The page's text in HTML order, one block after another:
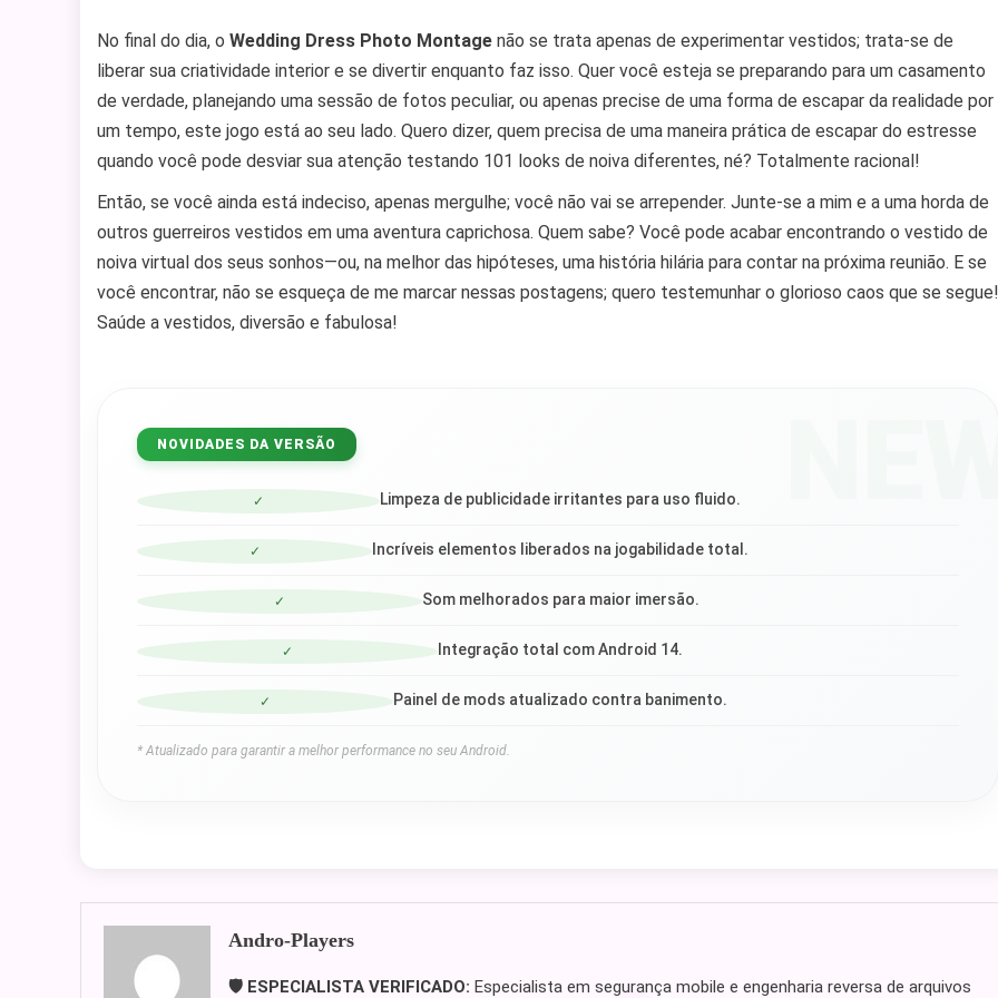
No final do dia, o Wedding Dress Photo Montage não se trata apenas de experimentar vestidos; trata-se de
liberar sua criatividade interior e se divertir enquanto faz isso. Quer você esteja se preparando para um casamento
de verdade, planejando uma sessão de fotos peculiar, ou apenas precise de uma forma de escapar da realidade por
um tempo, este jogo está ao seu lado. Quero dizer, quem precisa de uma maneira prática de escapar do estresse
quando você pode desviar sua atenção testando 101 looks de noiva diferentes, né? Totalmente racional!
Então, se você ainda está indeciso, apenas mergulhe; você não vai se arrepender. Junte-se a mim e a uma horda de
outros guerreiros vestidos em uma aventura caprichosa. Quem sabe? Você pode acabar encontrando o vestido de
noiva virtual dos seus sonhos—ou, na melhor das hipóteses, uma história hilária para contar na próxima reunião. E se
você encontrar, não se esqueça de me marcar nessas postagens; quero testemunhar o glorioso caos que se segue!
Saúde a vestidos, diversão e fabulosa!
NOVIDADES DA VERSÃO
✓ Limpeza de publicidade irritantes para uso fluido.
✓ Incríveis elementos liberados na jogabilidade total.
✓ Som melhorados para maior imersão.
✓ Integração total com Android 14.
✓ Painel de mods atualizado contra banimento.
* Atualizado para garantir a melhor performance no seu Android.
Andro-Players
🛡️ ESPECIALISTA VERIFICADO: Especialista em segurança mobile e engenharia reversa de arquivos